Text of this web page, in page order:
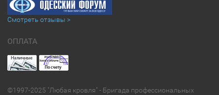
Смотреть отзывы >
ОПЛАТА
©1997-2025 "Любая кровля" - Бригада профессиональных